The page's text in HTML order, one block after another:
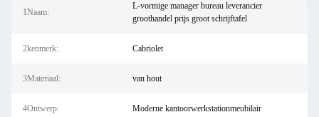
1Naam:
L-vormige manager bureau leverancier
groothandel prijs groot schrijftafel
2kenmerk: Cabriolet
3Materiaal: van hout
4Ontwerp: Moderne kantoorwerkstationmeubilair